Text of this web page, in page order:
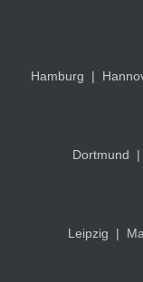
Hamburg |
Dortmund |
Leipzig |